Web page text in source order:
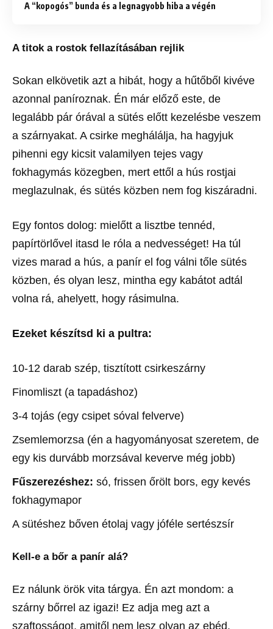
A “kopogós” bunda és a legnagyobb hiba a végén
A titok a rostok fellazításában rejlik
Sokan elkövetik azt a hibát, hogy a hűtőből kivéve
azonnal paníroznak. Én már előző este, de
legalább pár órával a sütés előtt kezelésbe veszem
a szárnyakat. A csirke meghálálja, ha hagyjuk
pihenni egy kicsit valamilyen tejes vagy
fokhagymás közegben, mert ettől a hús rostjai
meglazulnak, és sütés közben nem fog kiszáradni.
Egy fontos dolog: mielőtt a lisztbe tennéd,
papírtörlővel itasd le róla a nedvességet! Ha túl
vizes marad a hús, a panír el fog válni tőle sütés
közben, és olyan lesz, mintha egy kabátot adtál
volna rá, ahelyett, hogy rásimulna.
Ezeket készítsd ki a pultra:
10-12 darab szép, tisztított csirkeszárny
Finomliszt (a tapadáshoz)
3-4 tojás (egy csipet sóval felverve)
Zsemlemorzsa (én a hagyományosat szeretem, de
egy kis durvább morzsával keverve még jobb)
Fűszerezéshez: só, frissen őrölt bors, egy kevés
fokhagymapor
A sütéshez bőven étolaj vagy jóféle sertészsír
Kell-e a bőr a panír alá?
Ez nálunk örök vita tárgya. Én azt mondom: a
szárny bőrrel az igazi! Ez adja meg azt a
szaftosságot, amitől nem lesz olyan az ebéd,